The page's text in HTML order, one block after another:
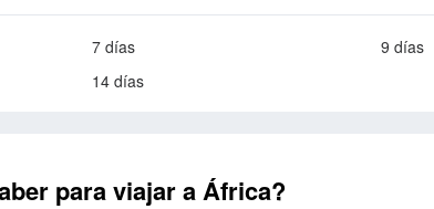
7 días
9 días
14 días
para viajar a África?